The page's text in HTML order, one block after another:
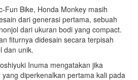
Fun Bike, Honda Monkey masih
dari generasi pertama, sebuah
dari ukuran bodi yang compact.
fiturnya didesain secara terpisah
dan unik.
Inuma mengatakan jika
diperkenalkan pertama kali pada